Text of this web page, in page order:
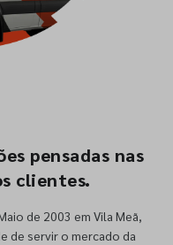
pensadas nas
clientes.
de 2003 em Vila Meã,
de servir o mercado da